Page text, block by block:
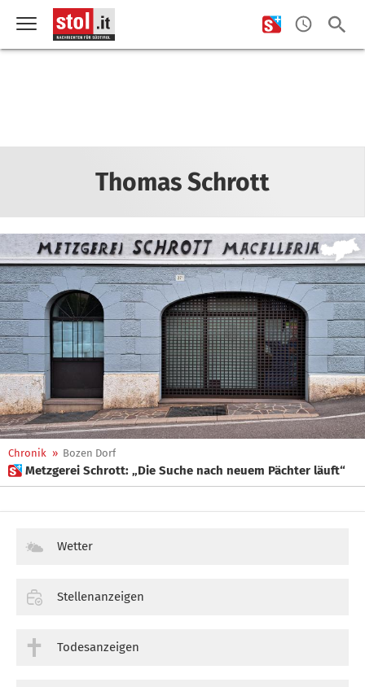
Thomas Schrott
Chronik » Bozen Dorf
 Metzgerei Schrott: „Die Suche nach neuem Pächter läuft“
Wetter
Stellenanzeigen
Todesanzeigen